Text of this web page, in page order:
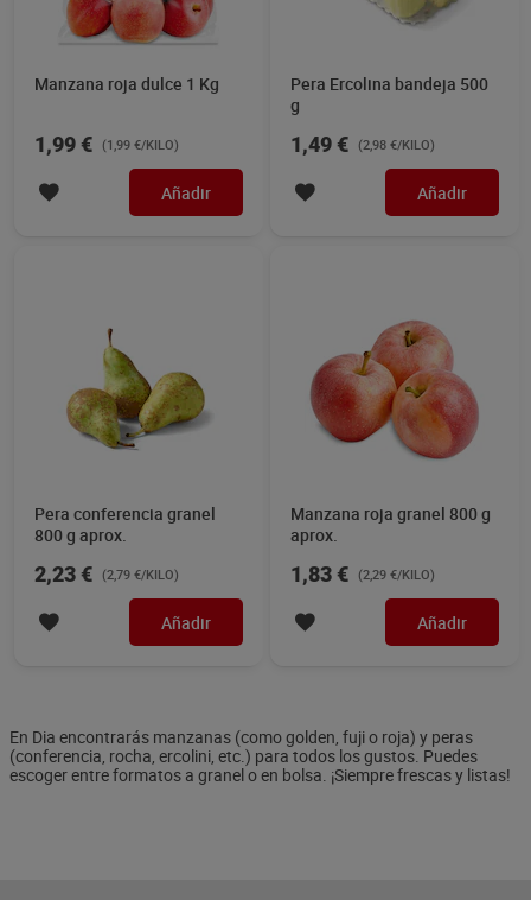
Manzana roja dulce 1 Kg
1,99 € (1,99 €/KILO)
Añadir
Pera Ercolina bandeja 500
g
1,49 € (2,98 €/KILO)
Añadir
Pera conferencia granel
800 g aprox.
2,23 € (2,79 €/KILO)
Añadir
Manzana roja granel 800 g
aprox.
1,83 € (2,29 €/KILO)
Añadir
En Dia encontrarás manzanas (como golden, fuji o roja) y peras
(conferencia, rocha, ercolini, etc.) para todos los gustos. Puedes
escoger entre formatos a granel o en bolsa. ¡Siempre frescas y listas!